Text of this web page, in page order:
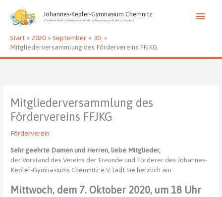
Inhalt
springen
Johannes-Kepler-Gymnasium Chemnitz
»Das Beste findet sich dort, wo sich Fleiß mit Begabung verbindet.« (J. Kepler)
Start 2020 September
30.
Mitgliederversammlung des Fördervereins FFJKG
Mitgliederversammlung des
Fördervereins FFJKG
Förderverein
Sehr geehrte Damen und Herren, liebe Mitglieder,
der Vorstand des Vereins der Freunde und Förderer des Johannes-
Kepler-Gymnasiums Chemnitz e.V. lädt Sie herzlich am
Mittwoch, dem 7. Oktober 2020, um 18 Uhr